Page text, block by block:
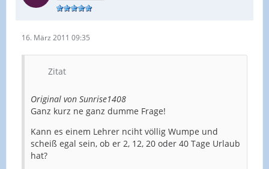
16. März 2011 09:35
Zitat
Original von Sunrise1408
Ganz kurz ne ganz dumme Frage!
Kann es einem Lehrer nciht völlig Wumpe und
scheiß egal sein, ob er 2, 12, 20 oder 40 Tage Urlaub
hat?